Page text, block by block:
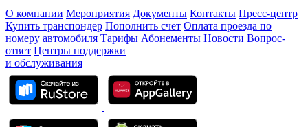
О компании Мероприятия Документы Контакты Пресс-центр
Купить транспондер Пополнить счет Оплата проезда по
номеру автомобиля Тарифы Абонементы Новости Вопрос-
ответ Центры поддержки
и обслуживания